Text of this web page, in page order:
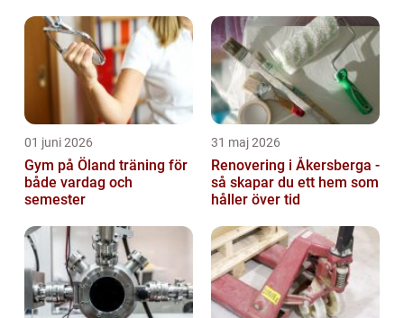
01 juni 2026
Gym på Öland träning för
både vardag och
semester
31 maj 2026
Renovering i Åkersberga -
så skapar du ett hem som
håller över tid